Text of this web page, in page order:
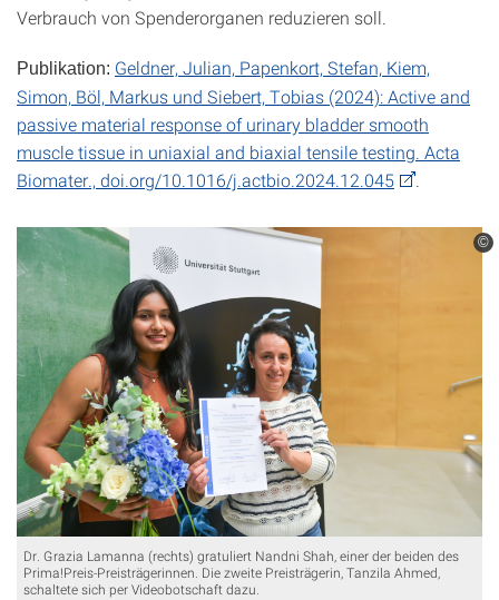
Verbrauch von Spenderorganen reduzieren soll.
Publikation: Geldner, Julian, Papenkort, Stefan, Kiem,
Simon, Böl, Markus und Siebert, Tobias (2024): Active and
passive material response of urinary bladder smooth
muscle tissue in uniaxial and biaxial tensile testing. Acta
Biomater., doi.org/10.1016/j.actbio.2024.12.045
©
Dr. Grazia Lamanna (rechts) gratuliert Nandni Shah, einer der beiden des
Prima!Preis-Preisträgerinnen. Die zweite Preisträgerin, Tanzila Ahmed,
schaltete sich per Videobotschaft dazu.